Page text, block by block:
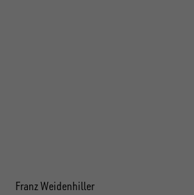
Franz Weidenhiller